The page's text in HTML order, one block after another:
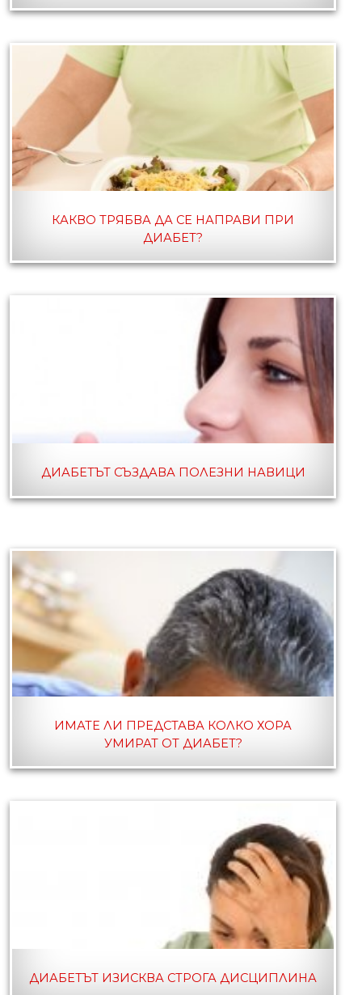
КАКВО ТРЯБВА ДА СЕ НАПРАВИ ПРИ
ДИАБЕТ?
ДИАБЕТЪТ СЪЗДАВА ПОЛЕЗНИ НАВИЦИ
ИМАТЕ ЛИ ПРЕДСТАВА КОЛКО ХОРА
УМИРАТ ОТ ДИАБЕТ?
ДИАБЕТЪТ ИЗИСКВА СТРОГА ДИСЦИПЛИНА